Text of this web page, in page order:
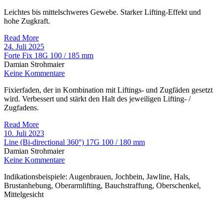
Leichtes bis mittelschweres Gewebe. Starker Lifting-Effekt und
hohe Zugkraft.
Read More
24. Juli 2025
Forte Fix 18G 100 / 185 mm
Damian Strohmaier
Keine Kommentare
Fixierfaden, der in Kombination mit Liftings- und Zugfäden gesetzt
wird. Verbessert und stärkt den Halt des jeweiligen Lifting- /
Zugfadens.
Read More
10. Juli 2023
Line (Bi-directional 360°) 17G 100 / 180 mm
Damian Strohmaier
Keine Kommentare
Indikationsbeispiele: Augenbrauen, Jochbein, Jawline, Hals,
Brustanhebung, Oberarmlifting, Bauchstraffung, Oberschenkel,
Mittelgesicht